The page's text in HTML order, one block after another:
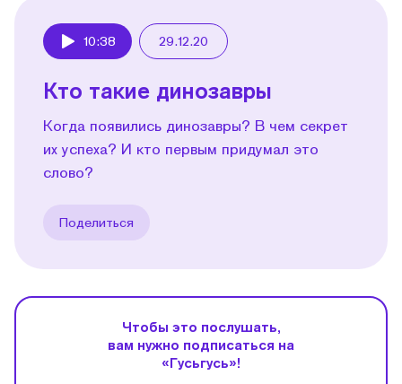
10:38 29.12.20
Кто такие динозавры
Когда появились динозавры? В чем секрет
их успеха? И кто первым придумал это
слово?
Поделиться
Чтобы это послушать,
вам нужно подписаться на
«Гусьгусь»!